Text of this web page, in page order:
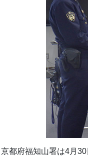
京都府福知山署は4月